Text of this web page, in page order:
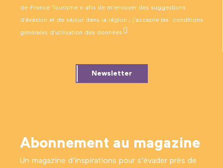
de-France Tourisme » afin de m’envoyer des suggestions
d’évasion et de séjour dans la région ; j’accepte les conditions
générales d’utilisation des données .
Newsletter
Abonnement au magazine
Un magazine d’inspirations pour s'évader près de